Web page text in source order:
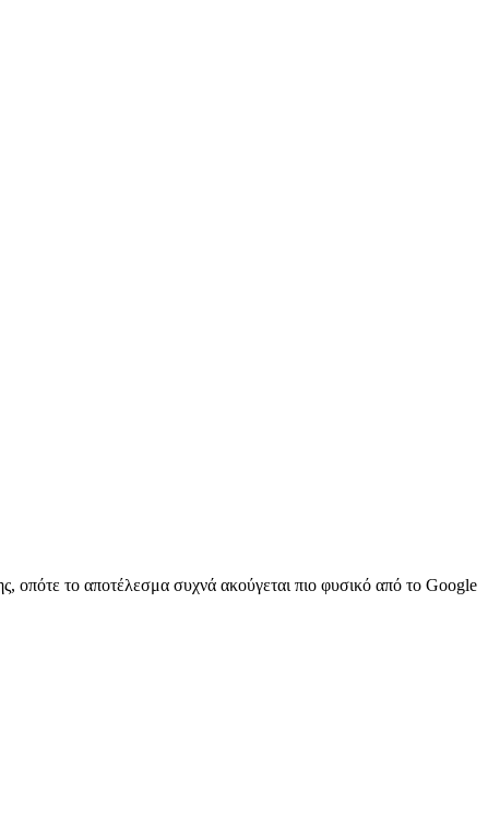
το αποτέλεσμα συχνά ακούγεται πιο φυσικό από το Google